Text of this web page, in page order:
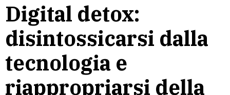
Digital detox:
disintossicarsi dalla
tecnologia e
riappropriarsi della